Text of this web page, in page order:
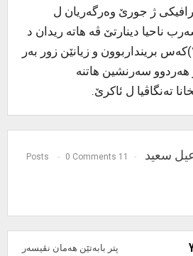
ژ جورێ وەرگەریان ل
ناحیا دینارتێ ڤە هاتە ریدان د
ب مخابنیڤە (٢)کەس برینداربوون و زیانێن زور بەر
سەرنشین هاتنە
تەنگاڤیا ل ئاکرێ.
سعيد 11 Posts
0 Comments
پتر بابەتێن هەمان نڤیسەر